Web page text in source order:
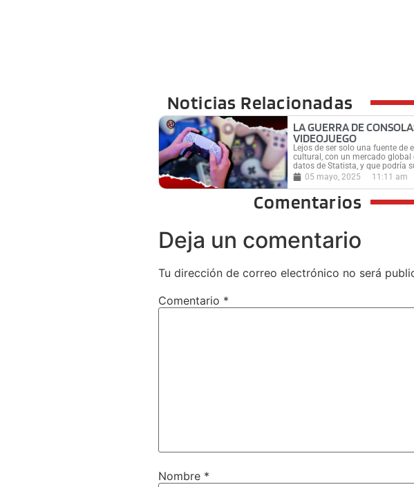
Noticias Relacionadas
LA GUERRA DE
VIDEOJUEGO
Lejos de ser solo una fuente
cultural, con un mercado
datos de Statista, y que podría
05 mayo, 2025
11:11 am
Comentarios
Deja un comentario
Tu dirección de correo electrónico no será
Comentario *
Nombre *